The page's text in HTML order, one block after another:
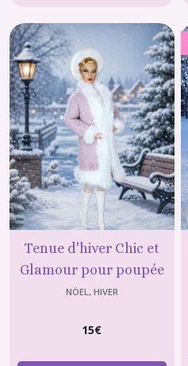
Tenue d'hiver Chic et
Glamour pour poupée
mannequin de 29 cm
NÖEL, HIVER
15€